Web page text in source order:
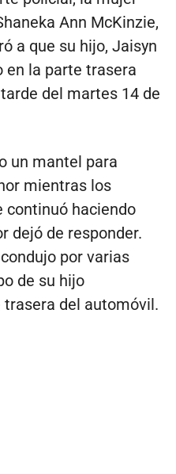
Ann McKinzie,
a que su hijo, Jaisyn
en la parte trasera
del martes 14 de
un mantel para
mientras los
continuó haciendo
dejó de responder.
por varias
de su hijo
del automóvil.